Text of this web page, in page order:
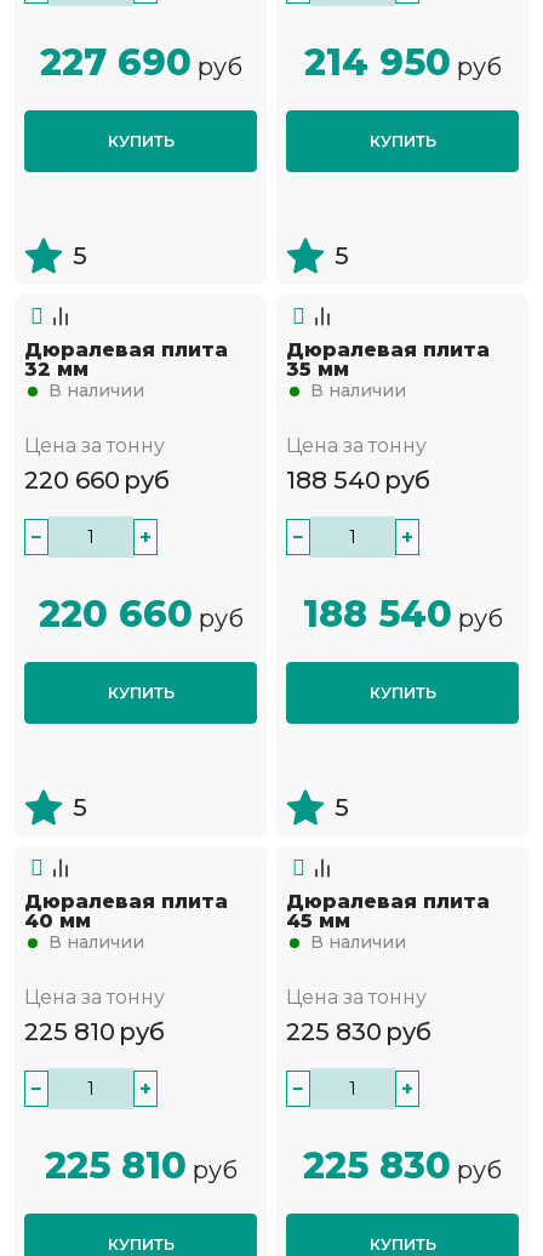
227 690 руб
КУПИТЬ
5
214 950 руб
КУПИТЬ
5
Дюралевая плита
32 мм
В наличии
Цена за тонну
220 660 руб
− +
220 660 руб
КУПИТЬ
5
Дюралевая плита
35 мм
В наличии
Цена за тонну
188 540 руб
− +
188 540 руб
КУПИТЬ
5
Дюралевая плита
40 мм
В наличии
Цена за тонну
225 810 руб
− +
225 810 руб
КУПИТЬ
Дюралевая плита
45 мм
В наличии
Цена за тонну
225 830 руб
− +
225 830 руб
КУПИТЬ